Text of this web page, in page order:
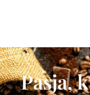
Pasja,